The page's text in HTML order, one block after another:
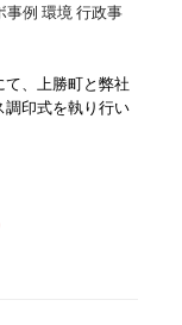
事例 環境行政事
、上勝町と弊社
調印式を執り行い